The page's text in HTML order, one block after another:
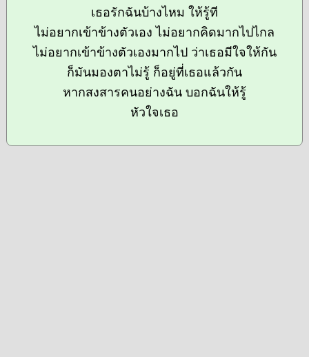
เธอรักฉันบ้างไหม ให้รู้ที
ไม่อยากเข้าข้างตัวเอง ไม่อยากคิดมากไปไกล
ไม่อยากเข้าข้างตัวเองมากไป ว่าเธอมีใจให้กัน
ก็มันมองตาไม่รู้ ก็อยู่ที่เธอแล้วกัน
หากสงสารคนอย่างฉัน บอกฉันให้รู้
หัวใจเธอ